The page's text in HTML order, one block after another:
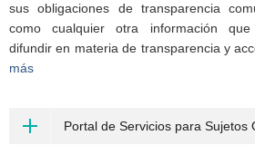
sus obligaciones de transparencia
como cualquier otra información que
difundir en materia de transparencia y
más
Portal de Servicios para Sujetos